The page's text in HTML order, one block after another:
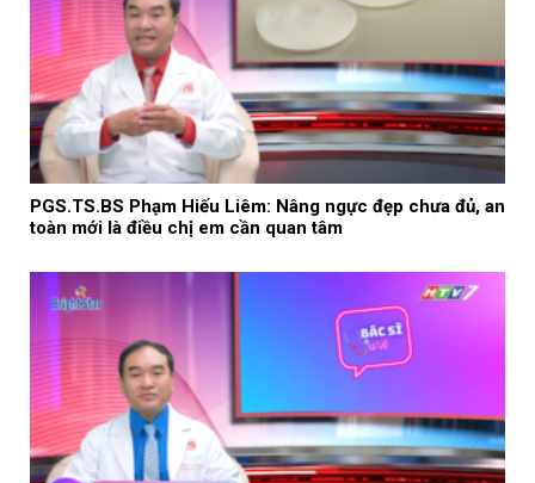
PGS.TS.BS Phạm Hiếu Liêm: Nâng ngực đẹp chưa đủ, an
toàn mới là điều chị em cần quan tâm